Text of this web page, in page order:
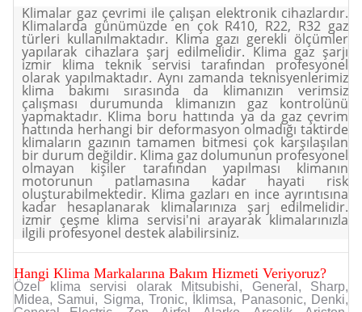
Klimalar gaz çevrimi ile çalışan elektronik cihazlardır.
Klimalarda günümüzde en çok R410, R22, R32 gaz
türleri kullanılmaktadır. Klima gazı gerekli ölçümler
yapılarak cihazlara şarj edilmelidir. Klima gaz şarjı
izmir klima teknik servisi tarafından profesyonel
olarak yapılmaktadır. Aynı zamanda teknisyenlerimiz
klima bakımı sırasında da klimanızın verimsiz
çalışması durumunda klimanızın gaz kontrolünü
yapmaktadır. Klima boru hattında ya da gaz çevrim
hattında herhangi bir deformasyon olmadığı taktirde
klimaların gazının tamamen bitmesi çok karşılaşılan
bir durum değildir. Klima gaz dolumunun profesyonel
olmayan kişiler tarafından yapılması klimanın
motorunun patlamasına kadar hayati risk
oluşturabilmektedir. Klima gazları en ince ayrıntısına
kadar hesaplanarak klimalarınıza şarj edilmelidir.
izmir çeşme klima servisi'ni arayarak klimalarınızla
ilgili profesyonel destek alabilirsiniz.
Hangi Klima Markalarına Bakım Hizmeti Veriyoruz?
Özel klima servisi olarak Mitsubishi, General, Sharp,
Midea, Samui, Sigma, Tronic, İklimsa, Panasonic, Denki,